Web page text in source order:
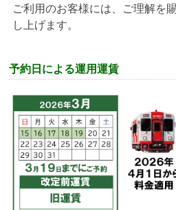
ご利用のお客様には、ご理解を
し上げます。
予約日による運用運賃